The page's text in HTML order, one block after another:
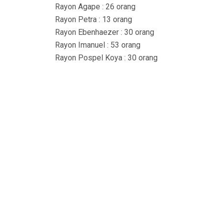
Rayon Agape : 26 orang
Rayon Petra : 13 orang
Rayon Ebenhaezer : 30 orang
Rayon Imanuel : 53 orang
Rayon Pospel Koya : 30 orang